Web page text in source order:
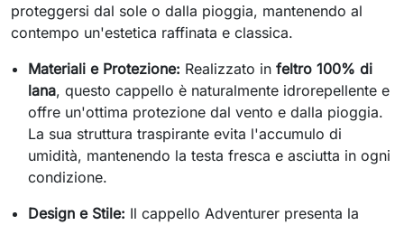
proteggersi dal sole o dalla pioggia, mantenendo al
contempo un'estetica raffinata e classica.
Materiali e Protezione: Realizzato infeltro 100% di
lana, questo cappello è naturalmente idrorepellente e
offre un'ottima protezione dal vento e dalla pioggia.
La sua struttura traspirante evita l'accumulo di
umidità, mantenendo la testa fresca e asciutta in ogni
condizione.
Design e Stile: Il cappello Adventurer presenta la